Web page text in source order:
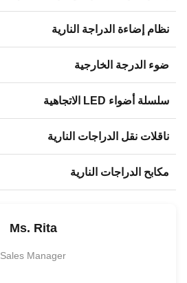
نظام إضاءة الدراجة النارية
ضوء الدرجة الخارجية
سلسلة أضواء LED الاتجاهية
ناقلات نقل الدراجات النارية
مكابح الدراجات النارية
Ms. Rita
Sales Manager